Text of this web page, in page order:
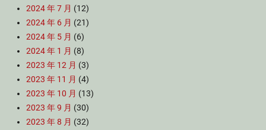
2024 年 7 月 (12)
2024 年 6 月 (21)
2024 年 5 月 (6)
2024 年 1 月 (8)
2023 年 12 月 (3)
2023 年 11 月 (4)
2023 年 10 月 (13)
2023 年 9 月 (30)
2023 年 8 月 (32)